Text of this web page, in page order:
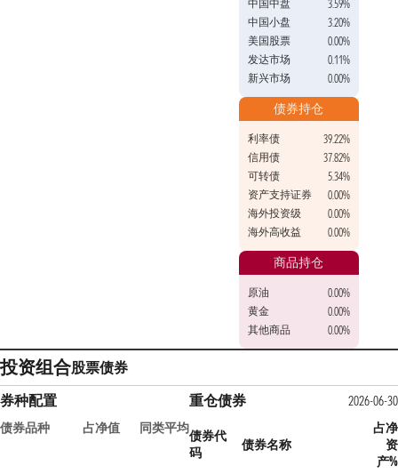
中国中盘
3.59%
中国小盘
3.20%
美国股票
0.00%
发达市场
0.11%
新兴市场
0.00%
债券持仓
利率债
39.22%
信用债
37.82%
可转债
5.34%
资产支持证券
0.00%
海外投资级
0.00%
海外高收益
0.00%
商品持仓
原油
0.00%
黄金
0.00%
其他商品
0.00%
投资组合股票债券
券种配置
债券品种 占净值 同类平均
重仓债券 2026-06-30
债券代
码
债券名称
占净
资
产%